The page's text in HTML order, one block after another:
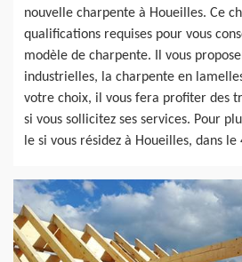
nouvelle charpente à Houeilles. Ce
qualifications requises pour vous
modèle de charpente. Il vous
industrielles, la charpente en
votre choix, il vous fera profiter des
si vous sollicitez ses services. Pour
le si vous résidez à Houeilles, dans le